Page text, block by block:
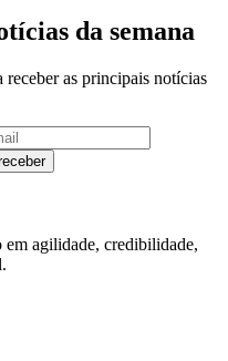
da semana
as principais notícias
em agilidade, credibilidade,